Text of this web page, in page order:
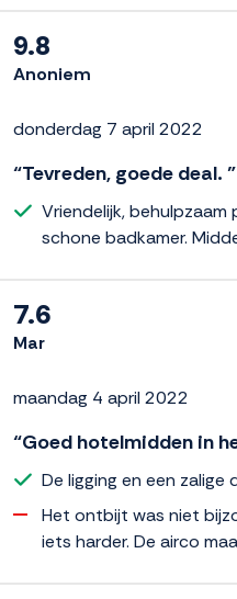
9.8
Anoniem
donderdag 7 april 2022
“Tevreden, goede deal. ”
Vriendelijk, behulpzaam
schone badkamer.
7.6
Mar
maandag 4 april 2022
“Goed hotelmidden in
De ligging en een zalige
Het ontbijt was niet
iets harder. De airco